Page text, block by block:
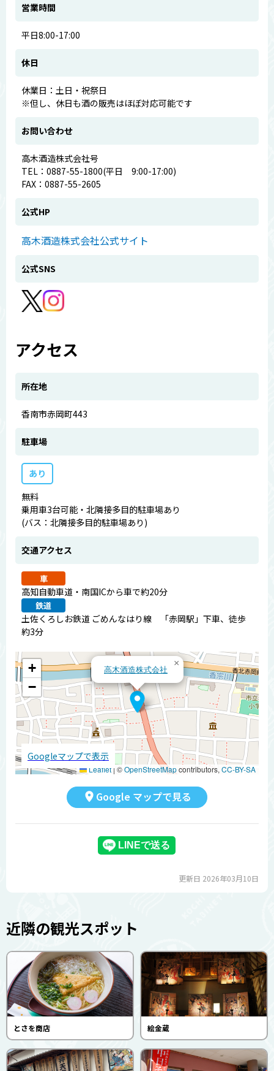
営業時間
平日8:00-17:00
休日
休業日：土日・祝祭日
※但し、休日も酒の販売はほぼ対応可能です
お問い合わせ
高木酒造株式会社号
TEL：0887-55-1800(平日 9:00-17:00)
FAX：0887-55-2605
公式HP
高木酒造株式会社公式サイト
公式SNS
アクセス
所在地
香南市赤岡町443
駐車場
あり
無料
乗用車3台可能・北隣接多目的駐車場あり
(バス：北隣接多目的駐車場あり)
交通アクセス
車
高知自動車道・南国ICから車で約20分
鉄道
土佐くろしお鉄道 ごめんなはり線 「赤岡駅」下車、徒歩
約3分
高木酒造株式会社
×
+
−
Leaflet | ©OpenStreetMapcontributors, CC-BY-SA
Googleマップで表示
Google マップで見る
更新日 2026年03月10日
近隣の観光スポット
とさを商店 絵金蔵